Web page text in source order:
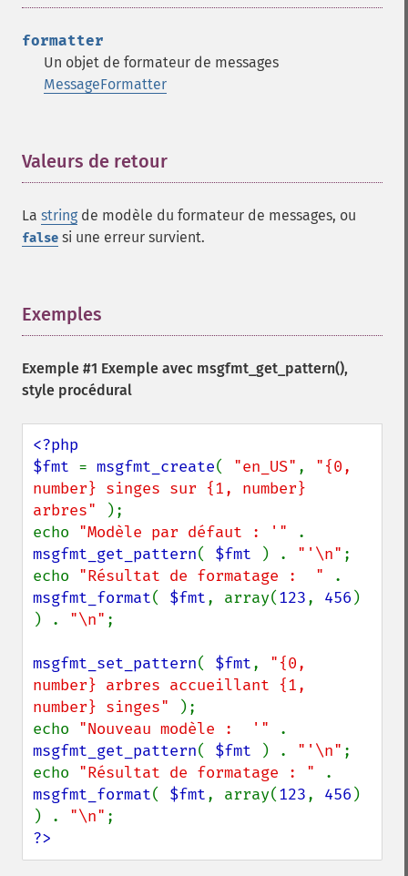
formatter
Un objet de formateur de messages
MessageFormatter
Valeurs de retour
La string de modèle du formateur de messages, ou
false si une erreur survient.
Exemples
Exemple #1 Exemple avec msgfmt_get_pattern(),
style procédural
<?php
$fmt = msgfmt_create( "en_US" , "{0,
number} singes sur {1, number}
arbres"
);
echo "Modèle par défaut : '"
msgfmt_get_pattern( $fmt ) . "'\n" ;
echo "Résultat de formatage :  "
msgfmt_format( $fmt, array(123, 456 )
) . "\n" ;
msgfmt_set_pattern( $fmt, "{0,
number} arbres accueillant {1,
number} singes"
);
echo "Nouveau modèle :  '"
msgfmt_get_pattern( $fmt ) . "'\n" ;
echo "Résultat de formatage : "
msgfmt_format( $fmt, array(123, 456 )
) . "\n"
?>